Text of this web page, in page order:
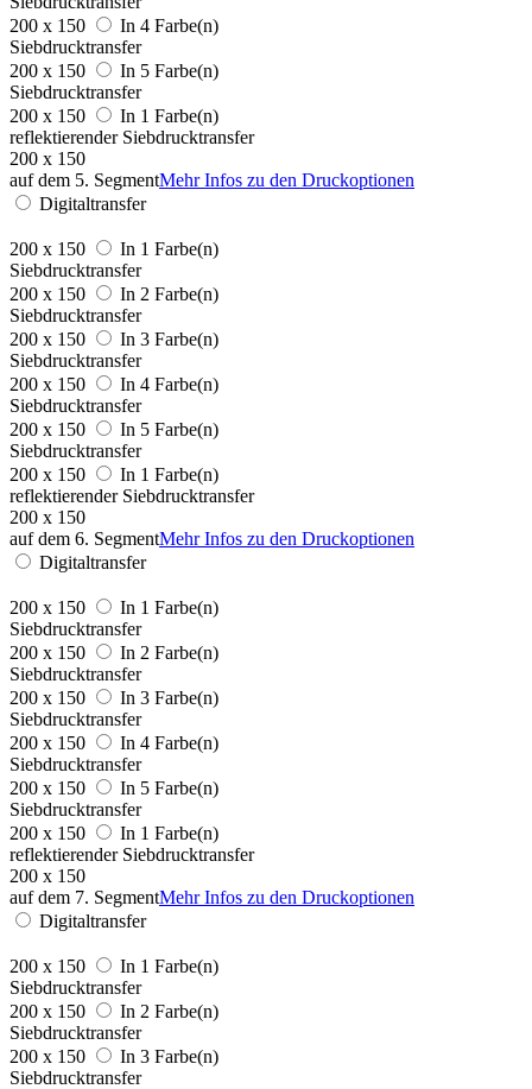
200 x 150
In 4 Farbe(n)
Siebdrucktransfer
200 x 150
In 5 Farbe(n)
Siebdrucktransfer
200 x 150
In 1 Farbe(n)
reflektierender Siebdrucktransfer
200 x 150
auf dem 5. SegmentMehr Infos zu den Druckoptionen
Digitaltransfer
200 x 150
In 1 Farbe(n)
Siebdrucktransfer
200 x 150
In 2 Farbe(n)
Siebdrucktransfer
200 x 150
In 3 Farbe(n)
Siebdrucktransfer
200 x 150
In 4 Farbe(n)
Siebdrucktransfer
200 x 150
In 5 Farbe(n)
Siebdrucktransfer
200 x 150
In 1 Farbe(n)
reflektierender Siebdrucktransfer
200 x 150
auf dem 6. SegmentMehr Infos zu den Druckoptionen
Digitaltransfer
200 x 150
In 1 Farbe(n)
Siebdrucktransfer
200 x 150
In 2 Farbe(n)
Siebdrucktransfer
200 x 150
In 3 Farbe(n)
Siebdrucktransfer
200 x 150
In 4 Farbe(n)
Siebdrucktransfer
200 x 150
In 5 Farbe(n)
Siebdrucktransfer
200 x 150
In 1 Farbe(n)
reflektierender Siebdrucktransfer
200 x 150
auf dem 7. SegmentMehr Infos zu den Druckoptionen
Digitaltransfer
200 x 150
In 1 Farbe(n)
Siebdrucktransfer
200 x 150
In 2 Farbe(n)
Siebdrucktransfer
200 x 150
In 3 Farbe(n)
Siebdrucktransfer